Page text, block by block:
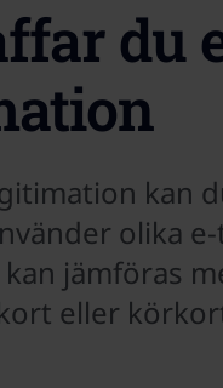
du
kan
olika
jämföras
eller